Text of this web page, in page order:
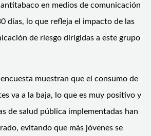
en medios de comunicación
días, lo que refleja el impacto de las
de riesgo dirigidas a este grupo
muestran que el consumo de
va a la baja, lo que es muy positivo y
de salud pública implementadas han
evitando que más jóvenes se